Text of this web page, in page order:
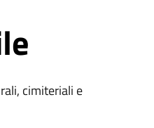
cimiteriali e